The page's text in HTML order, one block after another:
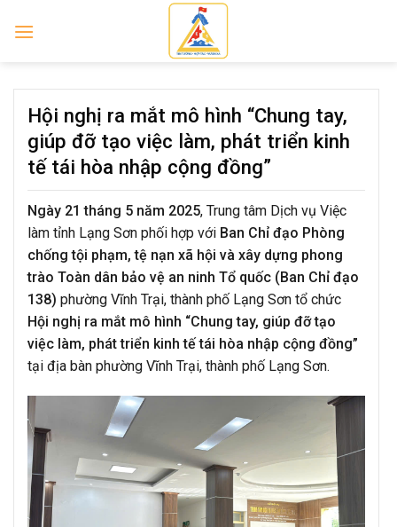
Hội nghị ra mắt mô hình “Chung tay,
giúp đỡ tạo việc làm, phát triển kinh
tế tái hòa nhập cộng đồng”
Ngày 21 tháng 5 năm 2025, Trung tâm Dịch vụ Việc
làm tỉnh Lạng Sơn phối hợp với Ban Chỉ đạo Phòng
chống tội phạm, tệ nạn xã hội và xây dựng phong
trào Toàn dân bảo vệ an ninh Tổ quốc (Ban Chỉ đạo
138) phường Vĩnh Trại, thành phố Lạng Sơn tổ chức
Hội nghị ra mắt mô hình “Chung tay, giúp đỡ tạo
việc làm, phát triển kinh tế tái hòa nhập cộng đồng”
tại địa bàn phường Vĩnh Trại, thành phố Lạng Sơn.